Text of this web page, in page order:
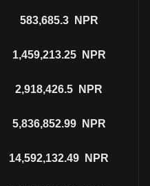
583,685.3 NPR
1,459,213.25 NPR
2,918,426.5 NPR
5,836,852.99 NPR
14,592,132.49 NPR